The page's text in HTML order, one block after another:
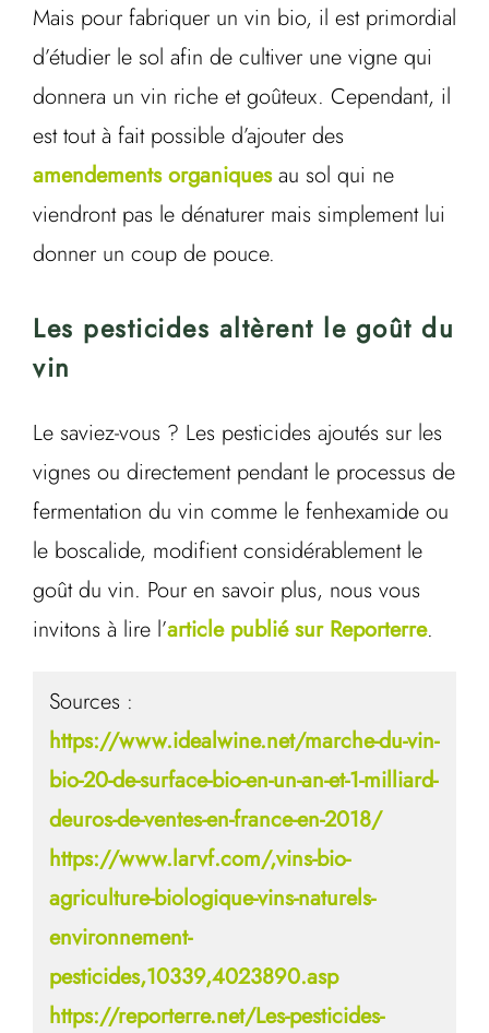
Mais pour fabriquer un vin bio, il est primordial
d’étudier le sol afin de cultiver une vigne qui
donnera un vin riche et goûteux. Cependant, il
est tout à fait possible d’ajouter des
amendements organiquesau sol qui ne
viendront pas le dénaturer mais simplement lui
donner un coup de pouce.
Les pesticides altèrent le goût du
vin
Le saviez-vous ? Les pesticides ajoutés sur les
vignes ou directement pendant le processus de
fermentation du vin comme le fenhexamide ou
le boscalide, modifient considérablement le
goût du vin. Pour en savoir plus, nous vous
invitons à lire l’article publié sur Reporterre.
Sources :
https://www.idealwine.net/marche-du-vin-
bio-20-de-surface-bio-en-un-an-et-1-milliard-
deuros-de-ventes-en-france-en-2018/
https://www.larvf.com/,vins-bio-
agriculture-biologique-vins-naturels-
environnement-
pesticides,10339,4023890.asp
https://reporterre.net/Les-pesticides-